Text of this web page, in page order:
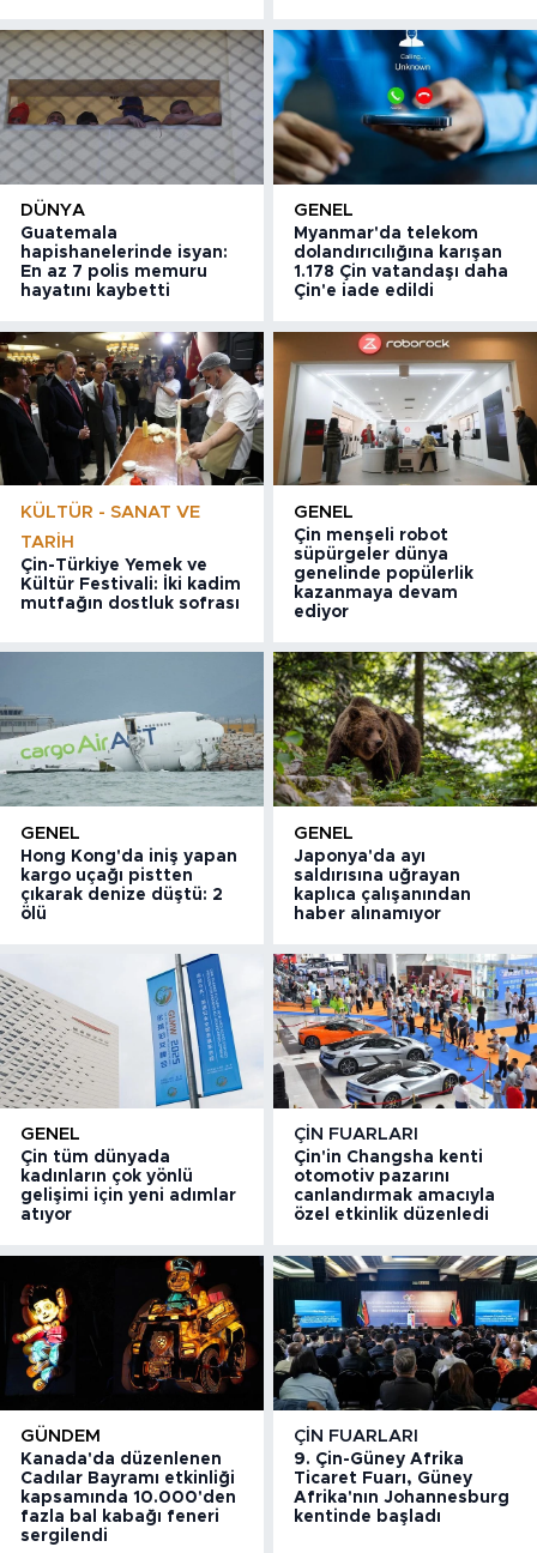
DÜNYA
Guatemala
hapishanelerinde isyan:
En az 7 polis memuru
hayatını kaybetti
GENEL
Myanmar'da telekom
dolandırıcılığına karışan
1.178 Çin vatandaşı daha
Çin'e iade edildi
KÜLTÜR - SANAT VE
TARIH
Çin-Türkiye Yemek ve
Kültür Festivali: İki kadim
mutfağın dostluk sofrası
GENEL
Çin menşeli robot
süpürgeler dünya
genelinde popülerlik
kazanmaya devam
ediyor
GENEL
Hong Kong'da iniş yapan
kargo uçağı pistten
çıkarak denize düştü: 2
ölü
GENEL
Japonya'da ayı
saldırısına uğrayan
kaplıca çalışanından
haber alınamıyor
GENEL
Çin tüm dünyada
kadınların çok yönlü
gelişimi için yeni adımlar
atıyor
ÇIN FUARLARI
Çin'in Changsha kenti
otomotiv pazarını
canlandırmak amacıyla
özel etkinlik düzenledi
GÜNDEM
Kanada'da düzenlenen
Cadılar Bayramı etkinliği
kapsamında 10.000'den
fazla bal kabağı feneri
sergilendi
ÇIN FUARLARI
9. Çin-Güney Afrika
Ticaret Fuarı, Güney
Afrika'nın Johannesburg
kentinde başladı